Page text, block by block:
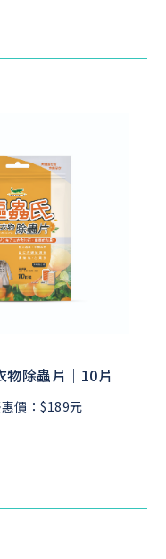
物除蟲片｜10片
價：$189元